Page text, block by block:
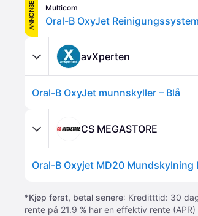
ANNONSE Multicom
Oral-B OxyJet
avXperten
Oral-B OxyJet munnskyller – Blå
CS MEGASTORE
Oral-B Oxyjet MD20 Mundskylning
*Kjøp først, betal senere: Kreditttid: 30
rente på 21.9 % har en effektiv rente